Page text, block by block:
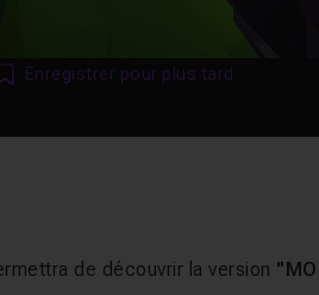
Enregistrer pour plus tard
de découvrir la version